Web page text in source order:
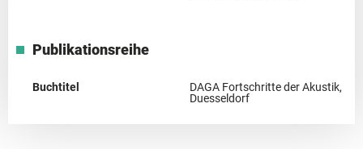
Publikationsreihe
Buchtitel
DAGA Fortschritte der Akustik,
Duesseldorf